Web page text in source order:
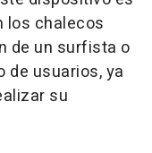
los chalecos
de un surfista o
de usuarios, ya
su